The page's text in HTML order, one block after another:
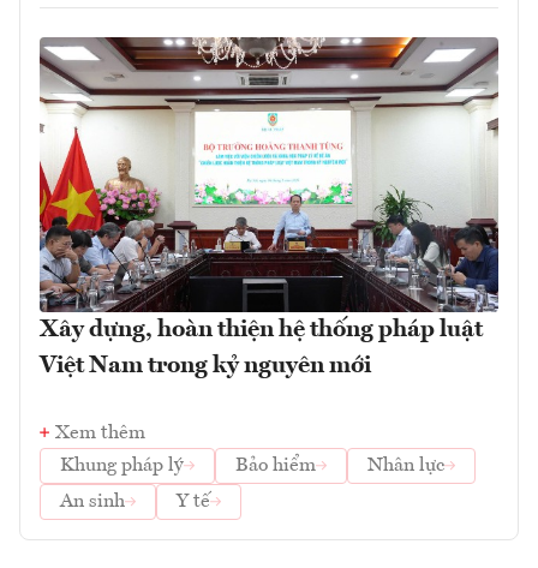
Xây dựng, hoàn thiện hệ thống pháp luật
Việt Nam trong kỷ nguyên mới
Xem thêm
Khung pháp lý
Bảo hiểm
Nhân lực
An sinh
Y tế